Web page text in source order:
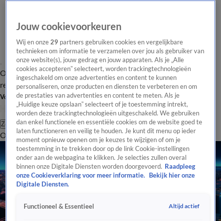
Overzicht Laatste nieuws Regionieuws Het beste van Hart
Tip de
redactie
Volg Hart van Nederland
Zoeken
OverzichtRegioUitzendingenWeerTip de redactiePanelVideo's
Jouw cookievoorkeuren
Wij en onze29 partners gebruiken cookies en vergelijkbare
technieken om informatie te verzamelen over jou als gebruiker van
onze website(s), jouw gedrag en jouw apparaten. Als je „Alle
cookies accepteren” selecteert, worden trackingtechnologieën
ingeschakeld om onze advertenties en content te kunnen
personaliseren, onze producten en diensten te verbeteren en om
de prestaties van advertenties en content te meten. Als je
„Huidige keuze opslaan” selecteert of je toestemming intrekt,
worden deze trackingtechnologieën uitgeschakeld. We gebruiken
dan enkel functionele en essentiële cookies om de website goed te
laten functioneren en veilig te houden. Je kunt dit menu op ieder
moment opnieuw openen om je keuzes te wijzigen of om je
toestemming in te trekken door op de link Cookie-instellingen
onder aan de webpagina te klikken. Je selecties zullen overal
binnen onze Digitale Diensten worden doorgevoerd. Raadpleeg
onze Cookieverklaring voor meer informatie.
Bekijk hier onze
Digitale Diensten.
Functioneel & Essentieel Altijd actief